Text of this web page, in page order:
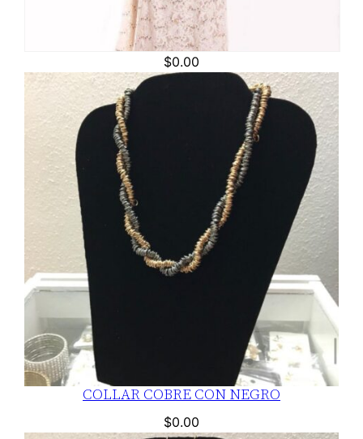
$0.00
COLLAR COBRE CON NEGRO
$0.00